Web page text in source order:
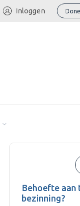
Inloggen
Behoefte aan
bezinning?